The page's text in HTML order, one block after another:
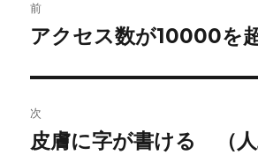
稿
ビ
ゲ
前
前
投
稿:
アクセス数が10000を
次
次
皮膚に字が書ける （人